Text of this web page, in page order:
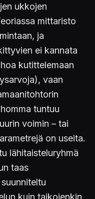
ukkojen
mittaristo
ja
ei kannata
kutittelemaan
vaan
tuntuu
voimin – tai
on useita.
lähitaisteluryhmä
taas
kuin taikojenkin